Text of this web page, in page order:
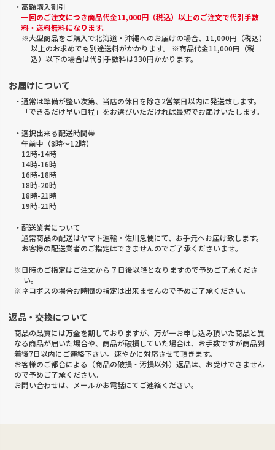
・高額購入割引
一回のご注文につき商品代金11,000円（税込）以上のご注文で代引手数
料・送料無料になります。
※大型商品をご購入で北海道・沖縄へのお届けの場合、11,000円（税込）
以上のお求めでも別途送料がかかります。 ※商品代金11,000円（税
込）以下の場合は代引手数料は330円かかります。
お届けについて
・通常は準備が整い次第、当店の休日を除き2営業日以内に発送致します。
「できるだけ早い日程」をお選びいただければ最短でお届けいたします。
・選択出来る配送時間帯
午前中（8時～12時）
12時-14時
14時-16時
16時-18時
18時-20時
18時-21時
19時-21時
・配送業者について
通常商品の配送はヤマト運輸・佐川急便にて、お手元へお届け致します。
お客様の配送業者のご指定はできませんのでご了承くださいませ。
※日時のご指定はご注文から 7 日後以降となりますので予めご了承くださ
い。
※ネコポスの場合お時間の指定は出来ませんので予めご了承ください。
返品・交換について
商品の品質には万全を期しておりますが、万が一お申し込み頂いた商品と異
なる商品が届いた場合や、商品が破損していた場合は、お手数ですが商品到
着後7日以内にご連絡下さい。速やかに対応させて頂きます。
お客様のご都合による（商品の破損・汚損以外）返品は、お受けできません
ので予めご了承ください。
お問い合わせは、メールかお電話にてご連絡ください。